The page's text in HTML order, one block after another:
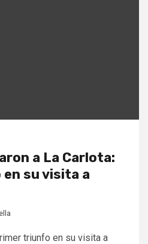
a La Carlota:
en su visita a
triunfo en su visita a